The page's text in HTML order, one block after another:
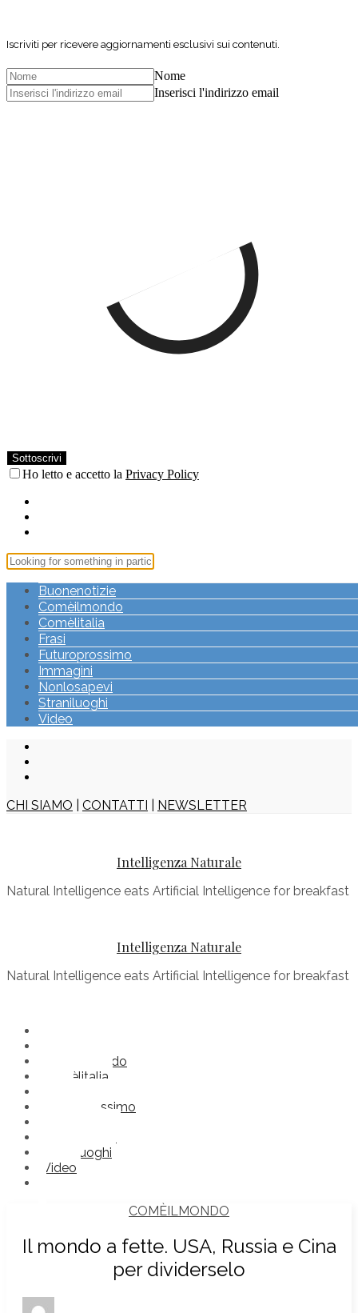
Iscriviti per ricevere aggiornamenti esclusivi sui contenuti.
Nome
Inserisci l'indirizzo email
Ho letto e accetto la Privacy Policy
Buonenotizie
Comèilmondo
Comèlitalia
Frasi
Futuroprossimo
Immagini
Nonlosapevi
Straniluoghi
Video
CHI SIAMO CONTATTI NEWSLETTER
Intelligenza Naturale
Natural Intelligence eats Artificial Intelligence for breakfast
Intelligenza Naturale
Natural Intelligence eats Artificial Intelligence for breakfast
Comèilmondo
Comèlitalia
Futuroprossimo
Straniluoghi
Video
COMÈILMONDO
Il mondo a fette. USA, Russia e Cina
per dividerselo